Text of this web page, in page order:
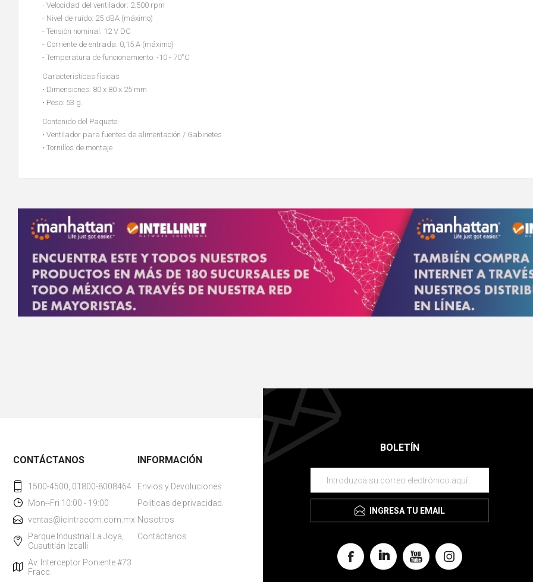
- Velocidad del ventilador: 2.500 rpm
- Nivel de ruido: 25 dBA (máximo)
- Tensión nominal: 12 V DC
- Corriente de entrada: 0,15 A (máximo)
- Temperatura de funcionamiento: -10 - 70˚C
Características físicas
• Dimensiones: 80 x 80 x 25 mm
• Peso: 53 g.
Contenido del Paquete:
• Ventilador para fuentes de alimentación / Gabinetes
• Tornillos de montaje
BOLETÍN
INGRESA TU EMAIL
CONTÁCTANOS
1500-4500, 01800-8008464
Mon--Fri 10:00 - 19:00
ventas@icintracom.com.mx
Parque Industrial La Joya,
Cuautitlán Izcalli
Av. Interceptor Poniente #73
Fracc.
INFORMACIÓN
Envios y Devoluciones
Politicas de privacidad.
Nosotros
Contáctanos